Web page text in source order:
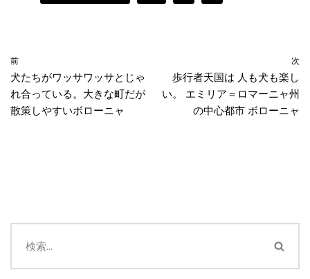
前
犬たちがワッサワッサとじゃ
れ合っている。大きな町だが
散策しやすいボローニャ
次
歩行者天国は 人も犬も楽し
い。 エミリア＝ロマーニャ州
の中心都市 ボローニャ